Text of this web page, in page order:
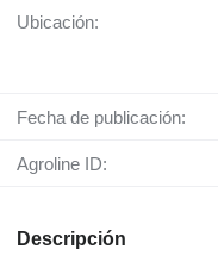
Ubicación:
Fecha de publicación:
Agroline ID:
Descripción